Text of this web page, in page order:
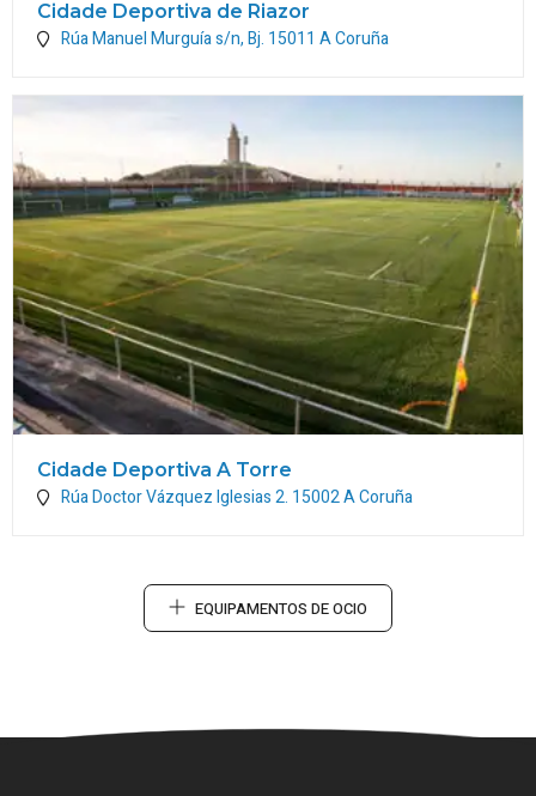
Cidade Deportiva de Riazor
Rúa Manuel Murguía s/n, Bj. 15011 A Coruña
Cidade Deportiva A Torre
Rúa Doctor Vázquez Iglesias 2. 15002A Coruña
EQUIPAMENTOS DE OCIO